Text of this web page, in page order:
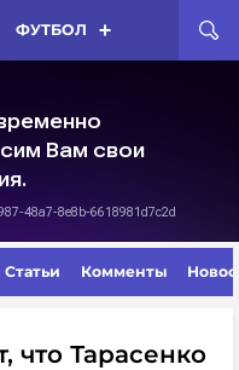
ФУТБОЛ
Статьи Комменты
что Тарасенко